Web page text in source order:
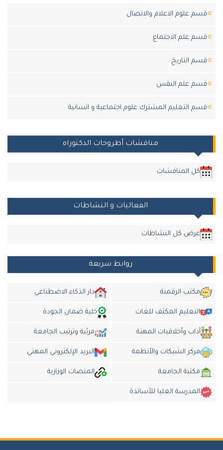
قسم علوم الاعلام والاتصال
قسم علم الاجتماع
قسم التاريخ
قسم علم النفس
قسم التعليم المشترك علوم اجتماعية و انسانية
مناقشات أطروحات الدكتوراه
كل المناقشات
الفعاليات و النشاطات
عرض كل النشاطات
روابط سريعة
مكتب الرقمنة دار الذكاء الاضطناعي
التعليم المكثف للغات خلية ضمان الجودة
أداب وأخلاقيات المهنة مرئية وترتيب الجامعة
مركز الشبكات والأنظمة البريد الإلكتروني المهني
مكتبة الجامعة المنصات الوزارية
المدرسة العليا للأساتذة